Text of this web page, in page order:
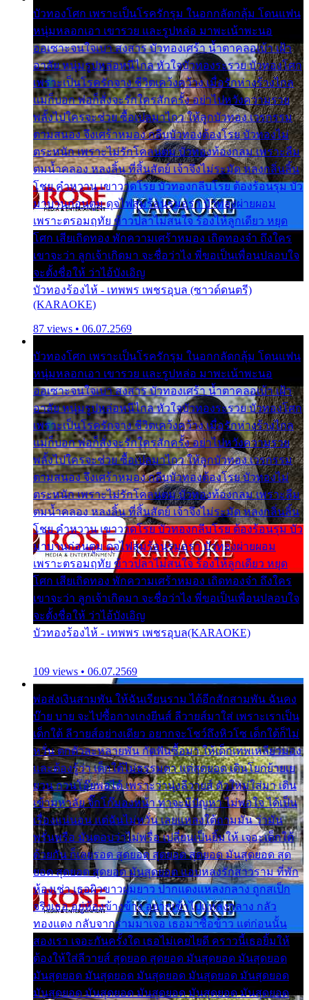
บัวทองโศก เพราะเป็นโรครักรุม ในอกกลัดกลุ้ม โดนแฟน
หนุ่มหลอกเอา เขารวย และรูปหล่อ มาพะเน้าพะนอ
ออเซาะจนใจเบา สงสาร บัวทองเศร้า น้ำตาคลอเบ้า เฝ้า
อาลัย หนุ่มรูปหล่อหนีไกล หัวใจบัวทองระรวย บัวทองโศก
เพราะเป็นโรครักจาง ชีวิตเคว้งคว้าง เมื่อรักห่างร้างไกล
แม่ก็บอก พ่อก็สั่งจะรักใครสักครั้ง อย่าไปหวังความรวย
พลั้งไปใครจะช่วย ซื้อเปลมาไกว ให้ลูกบัวทอง เวรกรรม
ตามสนอง จึงเศร้าหมอง กลีบบัวทองต้องโรย บัวทองไม่
ตระหนัก เพราะไม่รักโคลนตม บัวทองท้องกลม เพราะลืม
ตมน้ำคลอง หลงลิ้น ที่สิ้นสัตย์ เจ้าจึงไม่ระมัด หลงกลิ่นลิ้น
โชย คำหวาน เขาวาดโรย บัวทองกลีบโรย ต้องร้อนรุม บัว
มาบานก่อนตูม ดุจไฟสุมร้อนรุมอุรา บัวทองผ่ายผอม
เพราะตรอมฤทัย ข้าวปลาไม่สนใจ ร้องไห้ลูกเดียว หยุด
โศก เสียเถิดทอง พักความเศร้าหมอง เถิดทองจ๋า ถึงใคร
เขาจะว่า ลูกเจ้าเกิดมา จะชื่อว่าไง พี่ขอเป็นเพื่อนปลอบใจ
จะตั้งชื่อให้ ว่าไอ้บังเอิญ
บัวทองร้องไห้ - เทพพร เพชรอุบล (ซาวด์ดนตรี)
(KARAOKE)
87 views • 06.07.2569
บัวทองโศก เพราะเป็นโรครักรุม ในอกกลัดกลุ้ม โดนแฟน
หนุ่มหลอกเอา เขารวย และรูปหล่อ มาพะเน้าพะนอ
ออเซาะจนใจเบา สงสาร บัวทองเศร้า น้ำตาคลอเบ้า เฝ้า
อาลัย หนุ่มรูปหล่อหนีไกล หัวใจบัวทองระรวย บัวทองโศก
เพราะเป็นโรครักจาง ชีวิตเคว้งคว้าง เมื่อรักห่างร้างไกล
แม่ก็บอก พ่อก็สั่งจะรักใครสักครั้ง อย่าไปหวังความรวย
พลั้งไปใครจะช่วย ซื้อเปลมาไกว ให้ลูกบัวทอง เวรกรรม
ตามสนอง จึงเศร้าหมอง กลีบบัวทองต้องโรย บัวทองไม่
ตระหนัก เพราะไม่รักโคลนตม บัวทองท้องกลม เพราะลืม
ตมน้ำคลอง หลงลิ้น ที่สิ้นสัตย์ เจ้าจึงไม่ระมัด หลงกลิ่นลิ้น
โชย คำหวาน เขาวาดโรย บัวทองกลีบโรย ต้องร้อนรุม บัว
มาบานก่อนตูม ดุจไฟสุมร้อนรุมอุรา บัวทองผ่ายผอม
เพราะตรอมฤทัย ข้าวปลาไม่สนใจ ร้องไห้ลูกเดียว หยุด
โศก เสียเถิดทอง พักความเศร้าหมอง เถิดทองจ๋า ถึงใคร
เขาจะว่า ลูกเจ้าเกิดมา จะชื่อว่าไง พี่ขอเป็นเพื่อนปลอบใจ
จะตั้งชื่อให้ ว่าไอ้บังเอิญ
บัวทองร้องไห้ - เทพพร เพชรอุบล(KARAOKE)
109 views • 06.07.2569
พ่อส่งเงินสามพัน ให้ฉันเรียนราม ได้อีกสักสามพัน ฉันคง
บ๊าย บาย จะไปซื้อกางเกงยีนส์ ลีวายส์มาใส่ เพราะเราเป็น
เด็กใต้ ลีวายส์อย่างเดียว อยากจะโชว์ถึงหิวโซ เด็กใต้ก็ไม่
หวั่น ตกตัวละหลายพัน กัดฟันซื้อมา ให้เด็กเทพเหลียวมอง
และต้องรู้ว่า เด็กใต้ไม่ธรรมดา แต่สุดยอด เดินโยกย้ายเย
ยวน กวนโอ๊ยพอได้ เพราะว่านุ่งลีวายส์ ตัวใหม่ใส่มา เดิน
เข้ามหาลัย จิ๊กโก๊มองหน้า ท่าจะมีปัญหา ไม่พอใจ ได้เป็น
เรื่องแน่นอน แต่ฉันไม่หวั่น เลยแหลงใต้ถามมัน ว่ามัน
พรั่นพรือ มันตอบว่าไม่พรื่อ เปลี่ยนเป็นยิ้มให้ เจอะเด็กใต้
ด้วยกัน ก็เลยรอด สุดยอด สุดยอด สุดยอด มันสุดยอด สุด
ยอด สุดยอด สุดยอด มันสุดยอด แอบหลงรักสาวราม ที่พัก
ห้องเช่า เธอผิวขาวผมยาว ปากแดงแหลงกลาง ถูกสเป็ก
จริงเธอ อยู่ห้องข้างข้าง อยากเข้าไปแหลงกลาง กลัว
ทองแดง กลับจากรามมาเจอ เธอมาซื้อข้าว แต่ก่อนนั้น
สองเรา เจอะกันครั้งใด เธอไม่เคยไยดี คราวนี้เธอยิ้มให้
ต้องให้ใส่ลีวายส์ สุดยอด สุดยอด มันสุดยอด มันสุดยอด
มันสุดยอด มันสุดยอด มันสุดยอด มันสุดยอด มันสุดยอด
มันสุดยอด มันสุดยอด มันสุดยอด มันสุดยอด มันสุดยอด